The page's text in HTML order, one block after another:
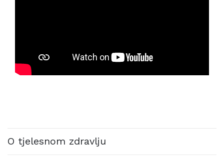
O tjelesnom zdravlju